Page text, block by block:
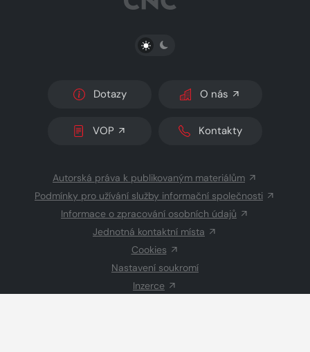
PŘEPNOUT SVĚTLÝ/TMAVÝ REŽIM
Dotazy O nás
VOP Kontakty
Autorská práva k publikovaným materiálům
Podmínky pro užívání služby informační společnosti
Informace o zpracování osobních údajů
Jednotná kontaktní místa
Cookies
Nastavení soukromí
Inzerce